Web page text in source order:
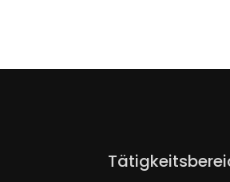
Navigation
überspringen